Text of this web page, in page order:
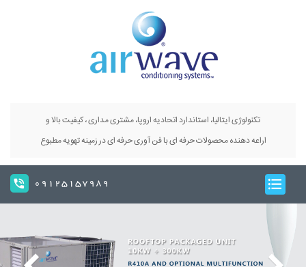
تکنولوژی ایتالیا، استاندارد اتحادیه اروپا، مشتری مداری ، کیفیت بالا و
اراعه دهنده محصولات حرفه ای با فن آوری حرفه ای در زمینه تهویه مطبوع
09125157989